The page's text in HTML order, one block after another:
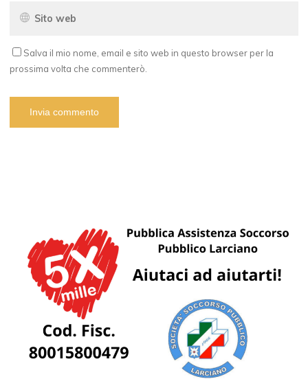
Salva il mio nome, email e sito web in questo browser per la
prossima volta che commenterò.